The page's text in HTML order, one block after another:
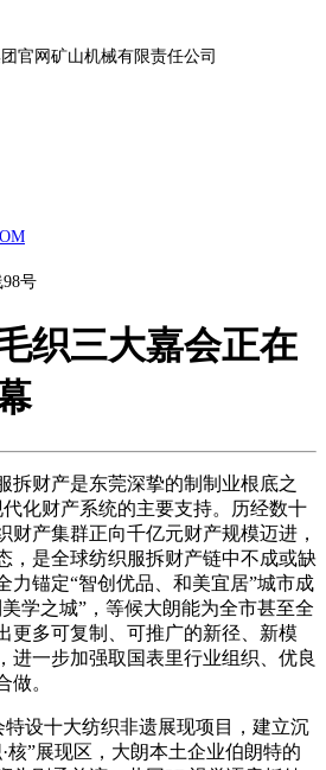
官网矿山机械有限责任公司
号
织三大嘉会正在
财产是东莞深挚的制制业根底之
代化财产系统的主要支持。历经数十
财产集群正向千亿元财产规模迈进，
，是全球纺织服拆财产链中不成或缺
力锚定“智创优品、和美宜居”城市成
学之城”，等候大朗能为全市甚至全
更多可复制、可推广的新径、新模
进一步加强取国表里行业组织、优良
做。
设十大纺织非遗展现项目，建立沉
核”展现区，大朗本土企业伯朗特的